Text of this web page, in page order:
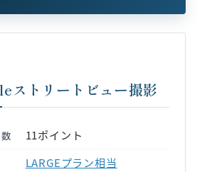
ストリートビュー撮影
11ポイント
LARGEプラン相当